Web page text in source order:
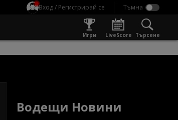
Вход / Регистрирай се
Игри LiveScore Търсене
Водещи Новини